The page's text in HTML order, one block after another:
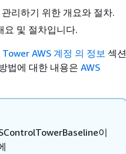
리하기 위한 개요와 절차.
요 및 절차입니다.
AWS 계정 의 정보 섹션
법에 대한 내용은 AWS
이